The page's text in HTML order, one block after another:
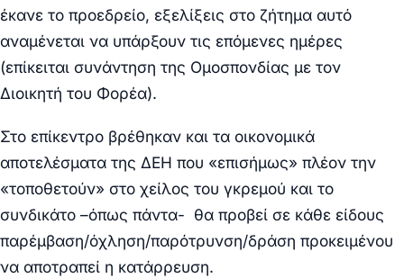
έκανε το προεδρείο, εξελίξεις στο ζήτημα αυτό
αναμένεται να υπάρξουν τις επόμενες ημέρες
(επίκειται συνάντηση της Ομοσπονδίας με τον
Διοικητή του Φορέα).
Στο επίκεντρο βρέθηκαν και τα οικονομικά
αποτελέσματα της ΔΕΗ που «επισήμως» πλέον την
«τοποθετούν» στο χείλος του γκρεμού και το
συνδικάτο –όπως πάντα- θα προβεί σε κάθε είδους
παρέμβαση/όχληση/παρότρυνση/δράση προκειμένου
να αποτραπεί η κατάρρευση.